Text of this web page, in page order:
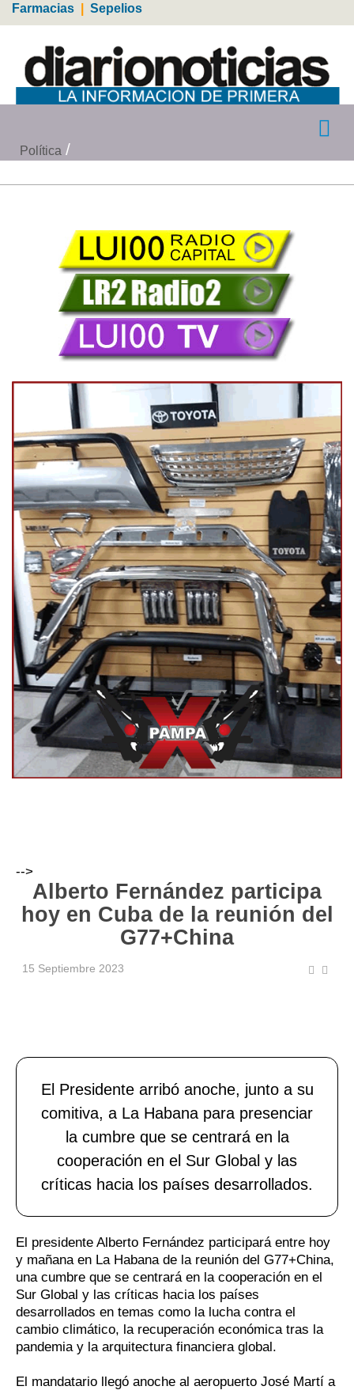
Farmacias Sepelios
Política
-->
Alberto Fernández participa
hoy en Cuba de la reunión del
G77+China
15 Septiembre 2023
El Presidente arribó anoche, junto a su
comitiva, a La Habana para presenciar
la cumbre que se centrará en la
cooperación en el Sur Global y las
críticas hacia los países desarrollados.
El presidente Alberto Fernández participará entre hoy
y mañana en La Habana de la reunión del G77+China,
una cumbre que se centrará en la cooperación en el
Sur Global y las críticas hacia los países
desarrollados en temas como la lucha contra el
cambio climático, la recuperación económica tras la
pandemia y la arquitectura financiera global.
El mandatario llegó anoche al aeropuerto José Martí a